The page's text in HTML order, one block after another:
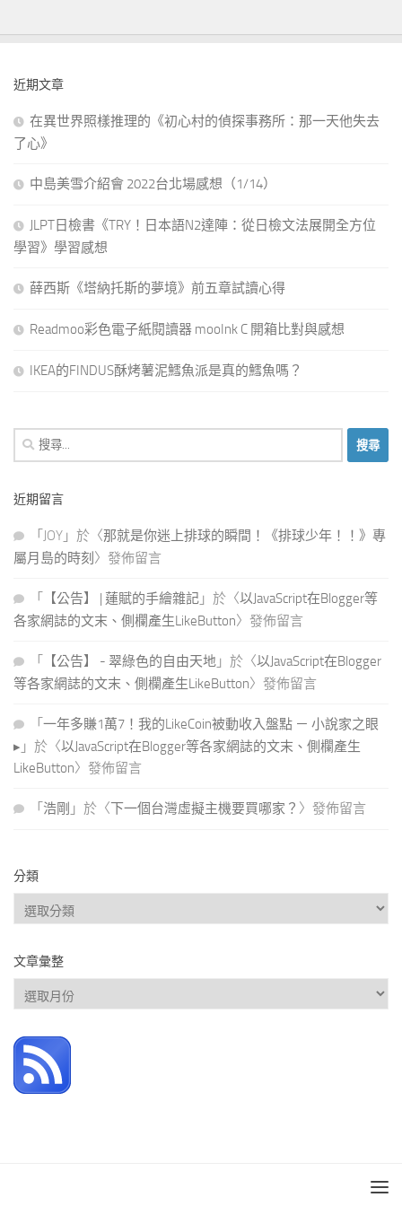
近期文章
在異世界照樣推理的《初心村的偵探事務所：那一天他失去
了心》
中島美雪介紹會 2022台北場感想（1/14）
JLPT日檢書《TRY！日本語N2達陣：從日檢文法展開全方位
學習》學習感想
薛西斯《塔納托斯的夢境》前五章試讀心得
Readmoo彩色電子紙閱讀器 mooInk C 開箱比對與感想
IKEA的FINDUS酥烤薯泥鱈魚派是真的鱈魚嗎？
搜
尋
鍵
近期留言
「 JOY 」於〈那就是你迷上排球的瞬間！《排球少年！！》專
屬月島的時刻 〉發佈留言
「 【公告】 | 蓮賦的手繪雜記 」於〈以JavaScript在Blogger等
各家網誌的文末、側欄產生LikeButton〉發佈留言
「 【公告】 - 翠綠色的自由天地 」於〈以JavaScript在Blogger
等各家網誌的文末、側欄產生LikeButton〉發佈留言
「 一年多賺1萬7！我的LikeCoin被動收入盤點 － 小說家之眼
▸ 」於〈以JavaScript在Blogger等各家網誌的文末、側欄產生
LikeButton〉發佈留言
「 浩剛 」於〈下一個台灣虛擬主機要買哪家？ 〉發佈留言
分類
分
類
文章彙整
文
章
整